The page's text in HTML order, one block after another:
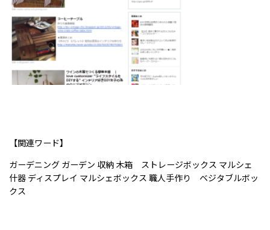
【関連ワード】
ガーデニング ガーデン 収納 木箱 ストレージボックス マルシェ
什器 ディスプレイ マルシェボックス 職人手作り ベジタブルボッ
クス